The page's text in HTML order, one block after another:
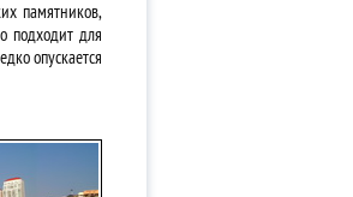
памятников,
подходит для
опускается